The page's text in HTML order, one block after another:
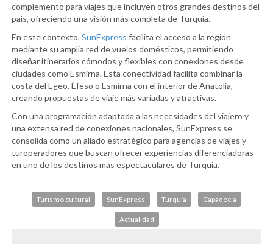
complemento para viajes que incluyen otros grandes destinos del
país, ofreciendo una visión más completa de Turquía.
En este contexto, SunExpress facilita el acceso a la región
mediante su amplia red de vuelos domésticos, permitiendo
diseñar itinerarios cómodos y flexibles con conexiones desde
ciudades como Esmirna. Esta conectividad facilita combinar la
costa del Egeo, Éfeso o Esmirna con el interior de Anatolia,
creando propuestas de viaje más variadas y atractivas.
Con una programación adaptada a las necesidades del viajero y
una extensa red de conexiones nacionales, SunExpress se
consolida como un aliado estratégico para agencias de viajes y
turoperadores que buscan ofrecer experiencias diferenciadoras
en uno de los destinos más espectaculares de Turquía.
Turismo cultural SunExpress Turquía Capadocia
Actualidad